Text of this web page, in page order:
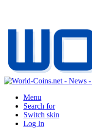
Menu
Search for
Switch skin
Log In